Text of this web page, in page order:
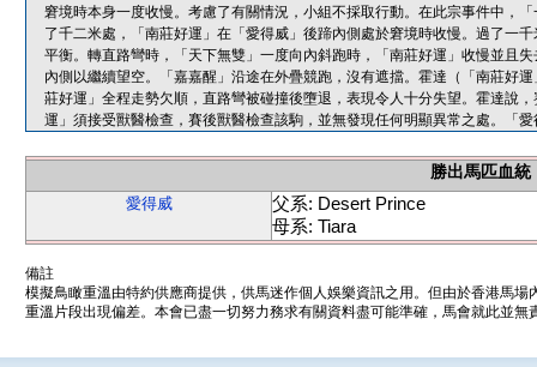
窘境時本身一度收慢。考慮了有關情況，小組不採取行動。在此宗事件中，
了千二米處，「南莊好運」在「愛得威」後蹄內側處於窘境時收慢。過了一
平衡。轉直路彎時，「天下無雙」一度向內斜跑時，「南莊好運」收慢並且
內側以繼續望空。「嘉嘉醒」沿途在外疊競跑，沒有遮擋。霍達（「南莊好
莊好運」全程走勢欠順，直路彎被碰撞後墮退，表現令人十分失望。霍達說
運」須接受獸醫檢查，賽後獸醫檢查該駒，並無發現任何明顯異常之處。「
勝出馬匹血統
愛得威
父系: Desert Prince
母系: Tiara
備註
模擬鳥瞰重溫由特約供應商提供，供馬迷作個人娛樂資訊之用。但由於香港馬
重溫片段出現偏差。本會已盡一切努力務求有關資料盡可能準確，馬會就此並